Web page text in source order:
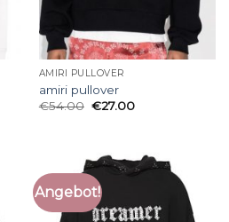
AMIRI PULLOVER
amiri pullover
€54.00 €27.00
Angebot!